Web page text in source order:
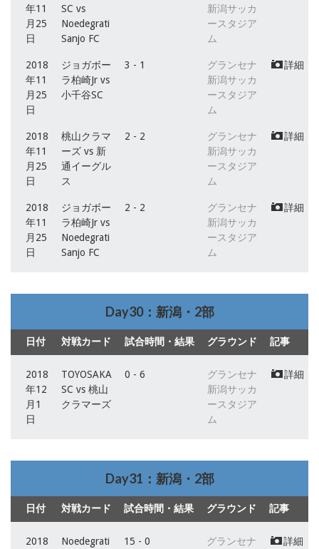
年11
月25
日
SC vs
Noedegrati
Sanjo FC
新潟サッカ
ースタジア
ム
2018
年11
月25
日
ジョガボー
ラ柏崎Jr vs
小千谷SC
3 - 1
グランセナ
新潟サッカ
ースタジア
ム
詳細
2018
年11
月25
日
桃山クラマ
ーズ vs 新
通イーグル
ス
2 - 2
グランセナ
新潟サッカ
ースタジア
ム
詳細
2018
年11
月25
日
ジョガボー
ラ柏崎Jr vs
Noedegrati
Sanjo FC
2 - 2
グランセナ
新潟サッカ
ースタジア
ム
詳細
Day30：新潟・2部
日付 対戦カード 試合時間・結果 グラウンド 記事
2018
年12
月1
日
TOYOSAKA
SC vs 桃山
クラマーズ
0 - 6
グランセナ
新潟サッカ
ースタジア
ム
詳細
Day31：新潟・2部
日付 対戦カード 試合時間・結果 グラウンド 記事
2018
Noedegrati
15 - 0
グランセナ
詳細